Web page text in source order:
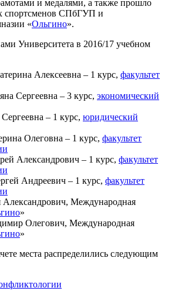
и медалями, а также прошло
спортсменов СПбГУП и
«Ольгино».
Университета в 2016/17 учебном
Алексеевна – 1 курс, факультет
Сергеевна – 3 курс, экономический
– 1 курс, юридический
Олеговна – 1 курс, факультет
Александрович – 1 курс, факультет
Андреевич – 1 курс, факультет
Международная
»
Олегович, Международная
»
места распределились следующим